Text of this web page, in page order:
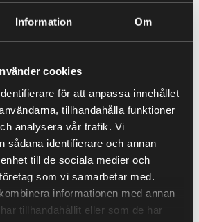
Information Om
cookies
för att anpassa innehållet
tillhandahålla funktioner
analysera vår trafik. Vi
sådana identifierare och annan
till de sociala medier och
som vi samarbetar med.
informationen med annan
tillhandahållit eller som de har